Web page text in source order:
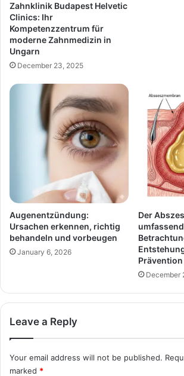
Zahnklinik Budapest Helvetic
Clinics: Ihr
Kompetenzzentrum für
moderne Zahnmedizin in
Ungarn
December 23, 2025
Augenentzündung:
Ursachen erkennen, richtig
behandeln und vorbeugen
January 6, 2026
Der
Prävention
December
Leave a Reply
Your email address will not be published.
marked *